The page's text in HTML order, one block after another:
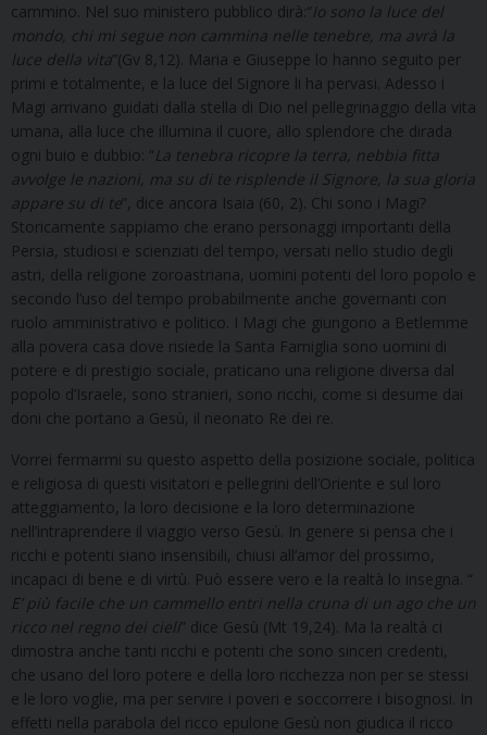
cammino. Nel suo ministero pubblico dirà:“Io sono la luce del
mondo, chi mi segue non cammina nelle tenebre, ma avrà la
luce della vita”(Gv 8,12). Maria e Giuseppe lo hanno seguito per
primi e totalmente, e la luce del Signore li ha pervasi. Adesso i
Magi arrivano guidati dalla stella di Dio nel pellegrinaggio della vita
umana, alla luce che illumina il cuore, allo splendore che dirada
ogni buio e dubbio: “La tenebra ricopre la terra, nebbia fitta
avvolge le nazioni, ma su di te risplende il Signore, la sua gloria
appare su di te”, dice ancora Isaia (60, 2). Chi sono i Magi?
Storicamente sappiamo che erano personaggi importanti della
Persia, studiosi e scienziati del tempo, versati nello studio degli
astri, della religione zoroastriana, uomini potenti del loro popolo e
secondo l’uso del tempo probabilmente anche governanti con
ruolo amministrativo e politico. I Magi che giungono a Betlemme
alla povera casa dove risiede la Santa Famiglia sono uomini di
potere e di prestigio sociale, praticano una religione diversa dal
popolo d’Israele, sono stranieri, sono ricchi, come si desume dai
doni che portano a Gesù, il neonato Re dei re.
Vorrei fermarmi su questo aspetto della posizione sociale, politica
e religiosa di questi visitatori e pellegrini dell’Oriente e sul loro
atteggiamento, la loro decisione e la loro determinazione
nell’intraprendere il viaggio verso Gesù. In genere si pensa che i
ricchi e potenti siano insensibili, chiusi all’amor del prossimo,
incapaci di bene e di virtù. Può essere vero e la realtà lo insegna. “
E’ più facile che un cammello entri nella cruna di un ago che un
ricco nel regno dei cieli” dice Gesù (Mt 19,24). Ma la realtà ci
dimostra anche tanti ricchi e potenti che sono sinceri credenti,
che usano del loro potere e della loro ricchezza non per se stessi
e le loro voglie, ma per servire i poveri e soccorrere i bisognosi. In
effetti nella parabola del ricco epulone Gesù non giudica il ricco